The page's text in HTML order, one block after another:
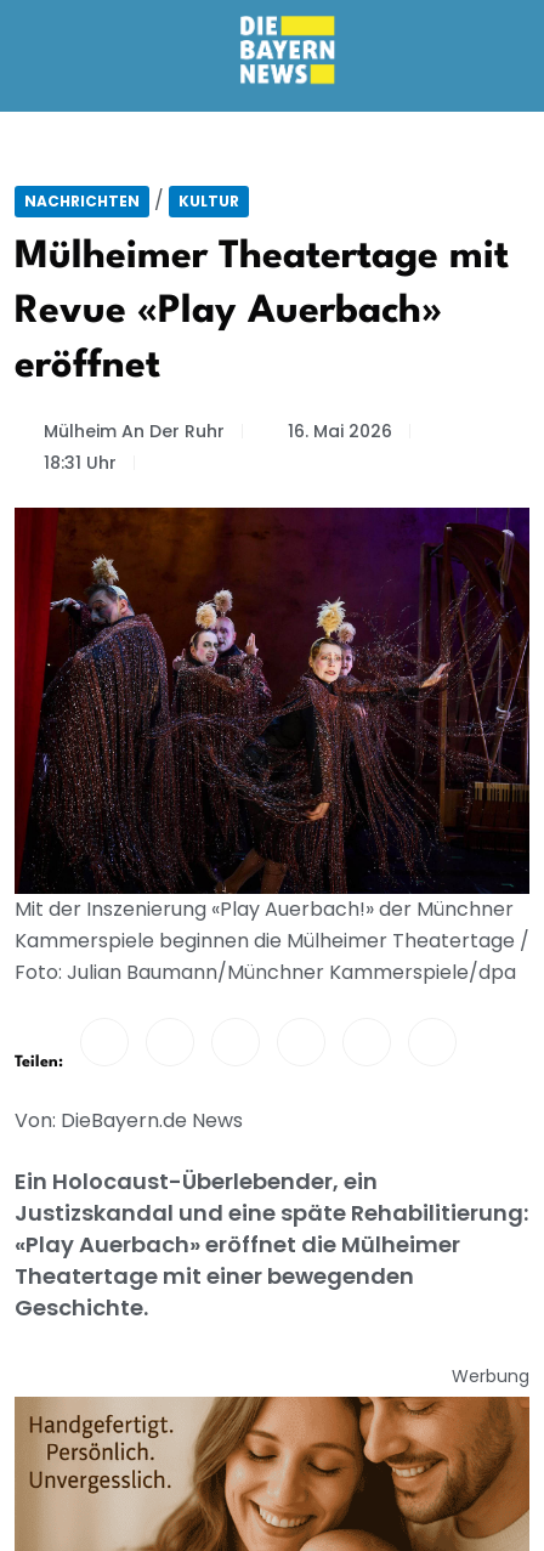
NACHRICHTEN / KULTUR
Mülheimer Theatertage mit
Revue «Play Auerbach»
eröffnet
Mülheim An Der Ruhr
16. Mai 2026
18:31 Uhr
Mit der Inszenierung «Play Auerbach!» der Münchner
Kammerspiele beginnen die Mülheimer Theatertage /
Foto: Julian Baumann/Münchner Kammerspiele/dpa
Teilen:
Von: DieBayern.de News
Ein Holocaust-Überlebender, ein
Justizskandal und eine späte Rehabilitierung:
«Play Auerbach» eröffnet die Mülheimer
Theatertage mit einer bewegenden
Geschichte.
Werbung